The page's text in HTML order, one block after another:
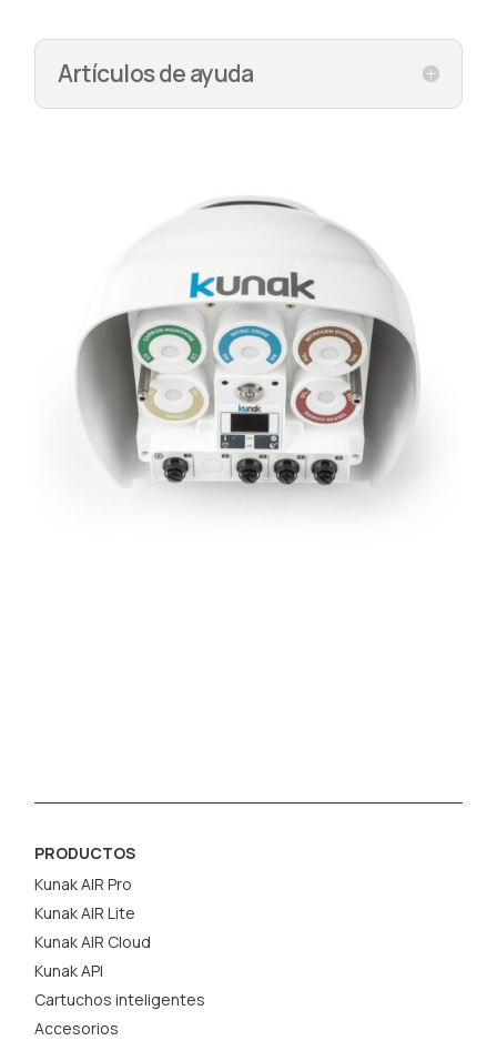
Artículos de ayuda
PRODUCTOS
Kunak AIR Pro
Kunak AIR Lite
Kunak AIR Cloud
Kunak API
Cartuchos inteligentes
Accesorios